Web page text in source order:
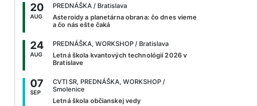
20
AUG
PREDNÁŠKA / Bratislava
Asteroidy a planetárna obrana: čo dnes vieme
a čo nás ešte čaká
24
AUG
PREDNÁŠKA, WORKSHOP / Bratislava
Letná škola kvantových technológií 2026 v
Bratislave
07
SEP
CVTI SR, PREDNÁŠKA, WORKSHOP /
Smolenice
Letná škola občianskej vedy